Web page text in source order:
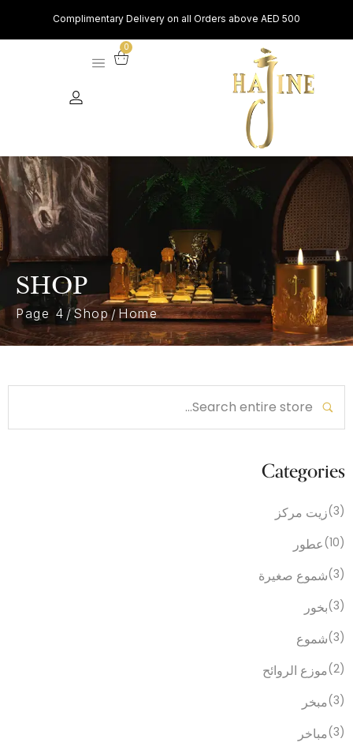
Complimentary Delivery on all Orders above AED 500
0
SHOP
Home
/
Shop
/
Page 4
Categories
زيت مركز (3)
عطور (10)
شموع صغيرة (3)
بخور (3)
شموع (3)
موزع الروائح (2)
مبخر (3)
مباخر (3)